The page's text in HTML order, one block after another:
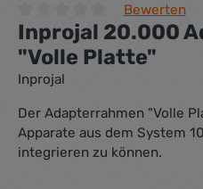
Durchschnittliche
Bewerten
Inprojal 20.000
"Volle Platte"
Inprojal
Der Adapterrahmen "Volle
Apparate aus dem System
integrieren zu können.